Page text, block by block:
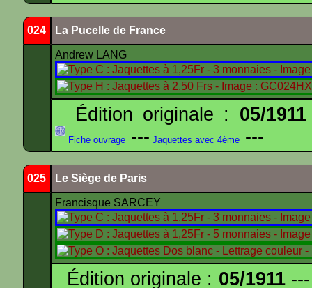
024 La Pucelle de France
Andrew LANG
Édition originale : 05/1911
Fiche ouvrage --- Jaquettes avec 4ème ---
025 Le Siège de Paris
Francisque SARCEY
Édition originale : 05/1911---